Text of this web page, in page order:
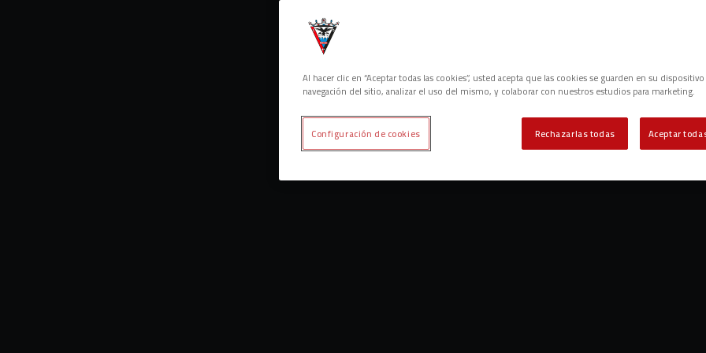
Al hacer clic en “Aceptar todas las cookies”, usted acepta que las cookies se guarden en su
navegación del sitio, analizar el uso del mismo, y colaborar con nuestros estudios para marketing.
Rechazarlas todas Aceptar
Configuración de cookies